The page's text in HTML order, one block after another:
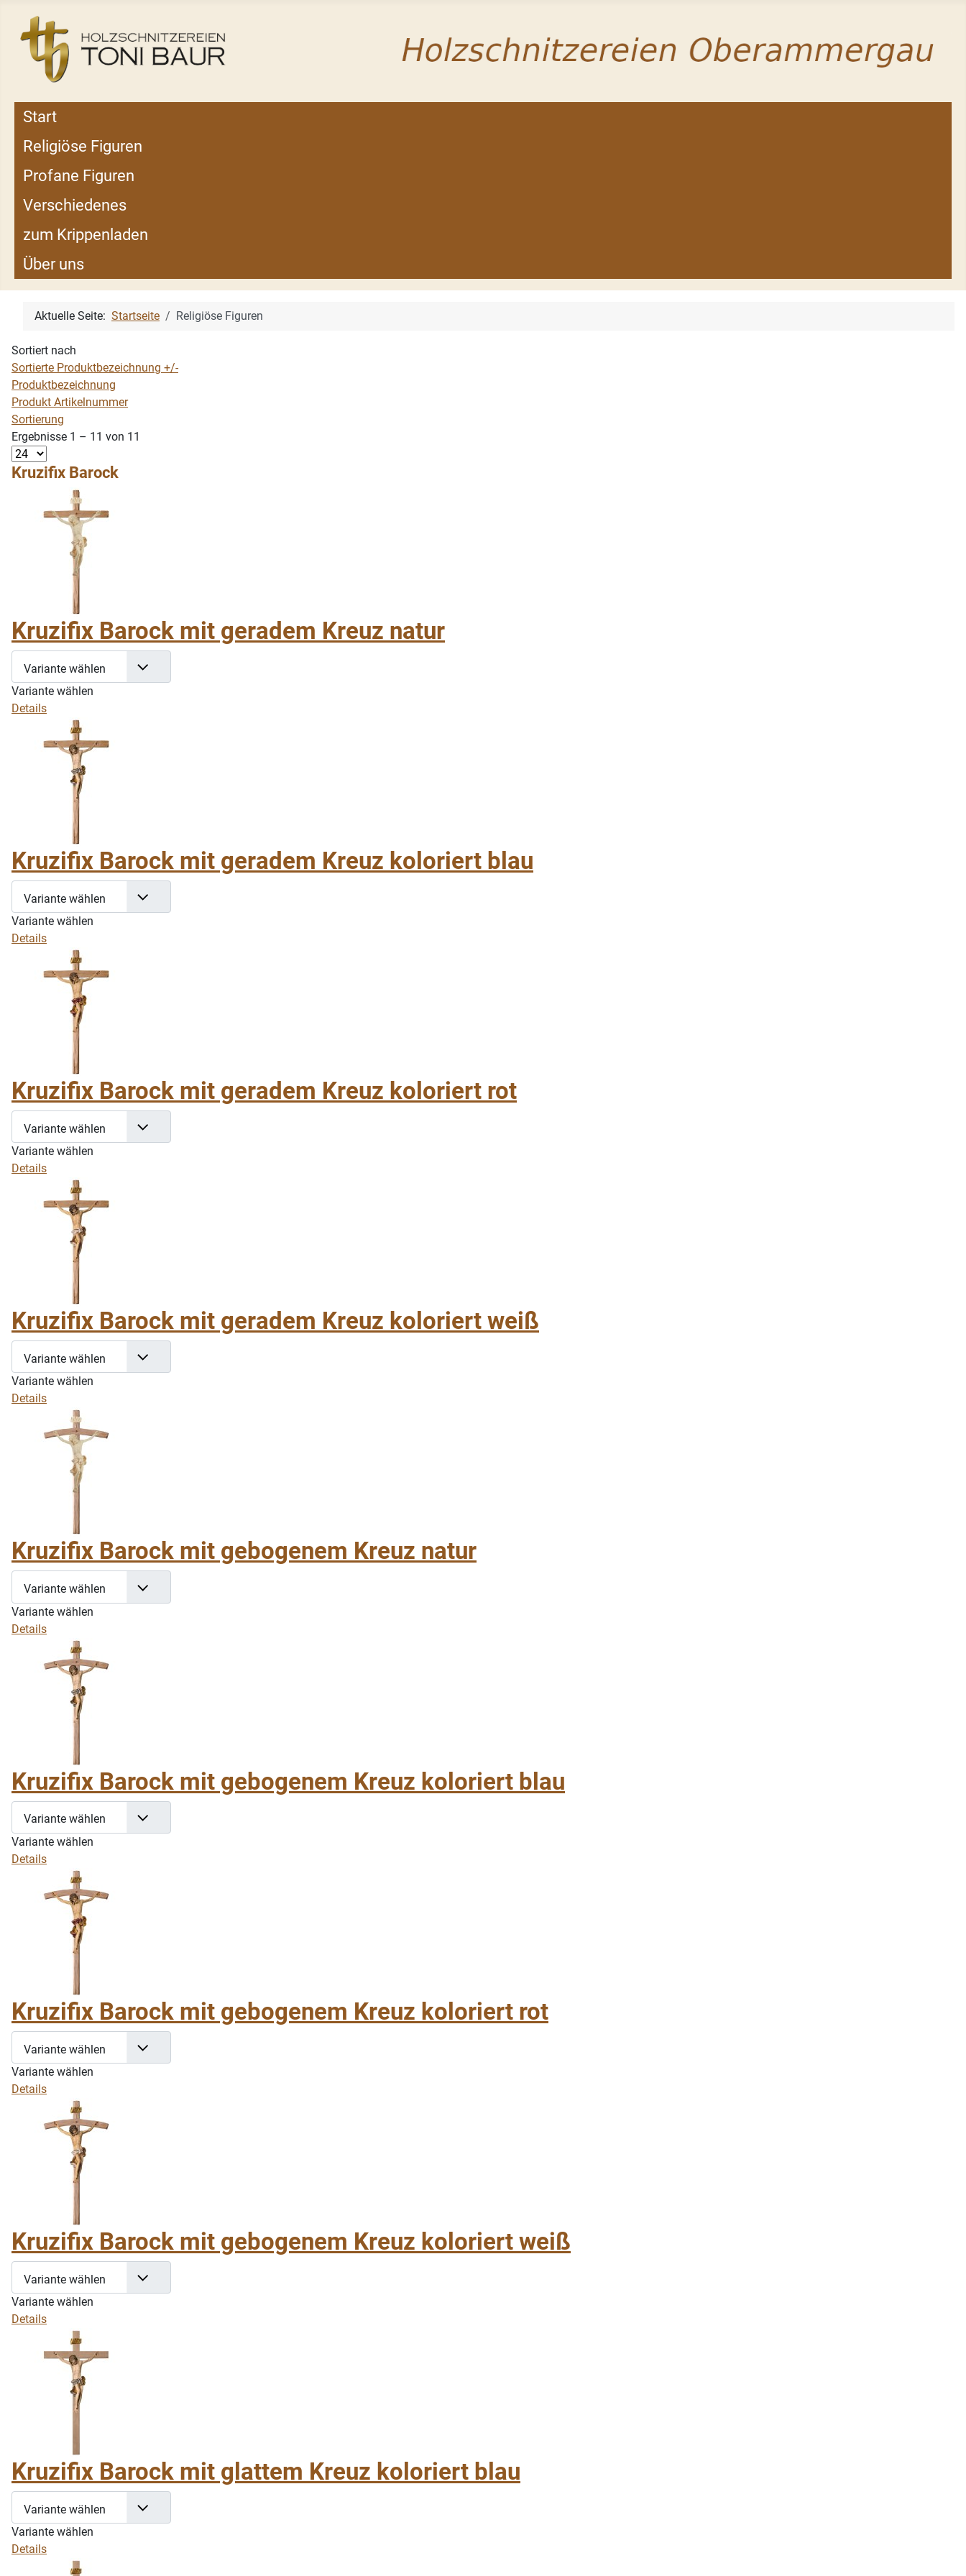
Start
Religiöse Figuren
Profane Figuren
Verschiedenes
zum Krippenladen
Über uns
Aktuelle Seite: Startseite Religiöse Figuren
Sortiert nach
Sortierte Produktbezeichnung +/-
Produktbezeichnung
Produkt Artikelnummer
Sortierung
Ergebnisse 1 – 11 von 11
Kruzifix Barock
Kruzifix Barock mit geradem Kreuz natur
Variante wählen
Variante wählen
Details
Kruzifix Barock mit geradem Kreuz koloriert blau
Variante wählen
Variante wählen
Details
Kruzifix Barock mit geradem Kreuz koloriert rot
Variante wählen
Variante wählen
Details
Kruzifix Barock mit geradem Kreuz koloriert weiß
Variante wählen
Variante wählen
Details
Kruzifix Barock mit gebogenem Kreuz natur
Variante wählen
Variante wählen
Details
Kruzifix Barock mit gebogenem Kreuz koloriert blau
Variante wählen
Variante wählen
Details
Kruzifix Barock mit gebogenem Kreuz koloriert rot
Variante wählen
Variante wählen
Details
Kruzifix Barock mit gebogenem Kreuz koloriert weiß
Variante wählen
Variante wählen
Details
Kruzifix Barock mit glattem Kreuz koloriert blau
Variante wählen
Variante wählen
Details